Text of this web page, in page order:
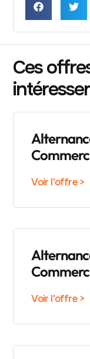
Ces
intéresser
Voir l'offre >
Voir l'offre >